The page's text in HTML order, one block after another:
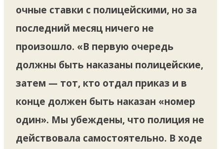
очные ставки с полицейскими, но за
последний месяц ничего не
произошло. «В первую очередь
должны быть наказаны полицейские,
затем — тот, кто отдал приказ и в
конце должен быть наказан «номер
один». Мы убеждены, что полиция не
действовала самостоятельно. В ходе